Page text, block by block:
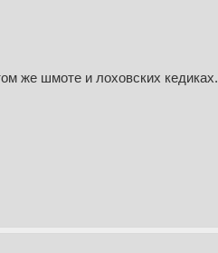
же шмоте и лоховских кедиках.